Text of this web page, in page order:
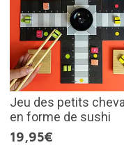
Jeu des petits
en forme de sushi
19,95€